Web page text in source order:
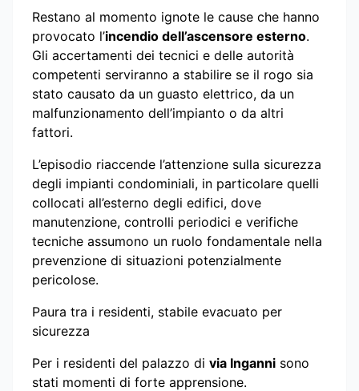
Restano al momento ignote le cause che hanno
provocato l’incendio dell’ascensore esterno.
Gli accertamenti dei tecnici e delle autorità
competenti serviranno a stabilire se il rogo sia
stato causato da un guasto elettrico, da un
malfunzionamento dell’impianto o da altri
fattori.
L’episodio riaccende l’attenzione sulla sicurezza
degli impianti condominiali, in particolare quelli
collocati all’esterno degli edifici, dove
manutenzione, controlli periodici e verifiche
tecniche assumono un ruolo fondamentale nella
prevenzione di situazioni potenzialmente
pericolose.
Paura tra i residenti, stabile evacuato per
sicurezza
Per i residenti del palazzo di via Inganni sono
stati momenti di forte apprensione.